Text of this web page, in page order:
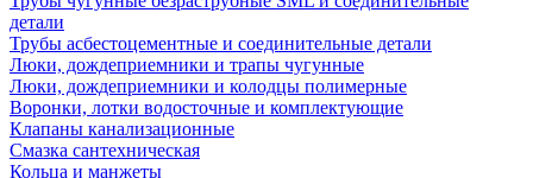
детали
Трубы асбестоцементные и соединительные детали
Люки, дождеприемники и трапы чугунные
Люки, дождеприемники и колодцы полимерные
Воронки, лотки водосточные и комплектующие
Клапаны канализационные
Смазка сантехническая
Кольца и манжеты